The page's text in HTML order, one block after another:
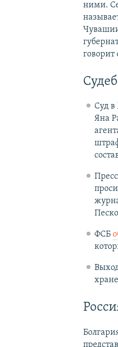
ними.
говорит
Суд в
Яна
ФСБ